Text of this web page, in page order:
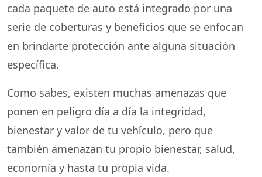
cada paquete de auto está integrado por una
serie de coberturas y beneficios que se enfocan
en brindarte protección ante alguna situación
específica.
Como sabes, existen muchas amenazas que
ponen en peligro día a día la integridad,
bienestar y valor de tu vehículo, pero que
también amenazan tu propio bienestar, salud,
economía y hasta tu propia vida.